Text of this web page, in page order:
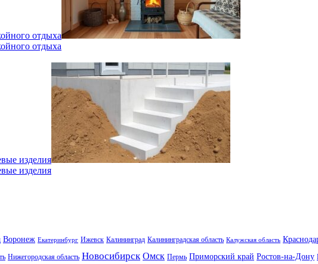
отдыха
отдыха
изделия
изделия
Воронеж Екатеринбург Ижевск Калининград Калининградская область Калужская область
Нижегородская область Новосибирск Омск Пермь Приморский край Ростов-на-Дону